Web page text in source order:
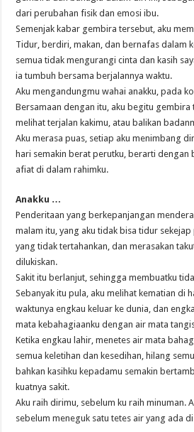
dari perubahan fisik dan emosi ibu.
Semenjak kabar gembira tersebut, aku
Tidur, berdiri, makan, dan bernafas dalam
semua tidak mengurangi cinta dan kasih
ia tumbuh bersama berjalannya waktu.
Aku mengandungmu wahai anakku, pada
Bersamaan dengan itu, aku begitu gembira
melihat terjalan kakimu, atau balikan
Aku merasa puas, setiap aku menimbang
hari semakin berat perutku, berarti dengan
afiat di dalam rahimku.
Anakku …
Penderitaan yang berkepanjangan
malam itu, yang aku tidak bisa tidur sekejap
yang tidak tertahankan, dan merasakan
dilukiskan.
Sakit itu berlanjut, sehingga membuatku
Sebanyak itu pula, aku melihat kematian di
waktunya engkau keluar ke dunia, dan
mata kebahagiaanku dengan air mata
Ketika engkau lahir, menetes air mata
semua keletihan dan kesedihan, hilang
bahkan kasihku kepadamu semakin
kuatnya sakit.
Aku raih dirimu, sebelum ku raih minuman.
sebelum meneguk satu tetes air yang ada